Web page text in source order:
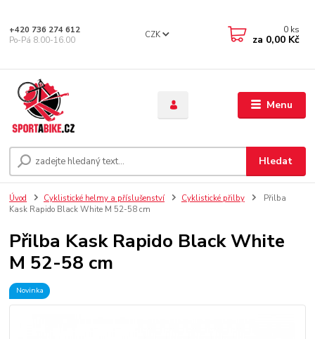
Menu
CZK
Hledat
+420 736 274 612
Po-Pá 8.00-16.00
0 ks
za 0,00 Kč
Úvod Cyklistické helmy a příslušenství Cyklistické přilby
Přilba
Kask Rapido Black White M 52-58 cm
Přilba Kask Rapido Black White
M 52-58 cm
Novinka